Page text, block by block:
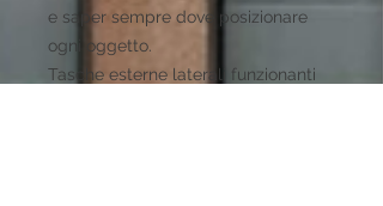
e saper sempre dove posizionare
ogni oggetto.
Tasche esterne laterali funzionanti